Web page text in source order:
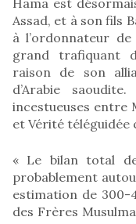
Assad, et à son fils
à l’ordonnateur
grand trafiquant
raison de son
d’Arabie
incestueuses entre
et Vérité téléguidée
« Le bilan total
probablement
estimation de 300-
des Frères